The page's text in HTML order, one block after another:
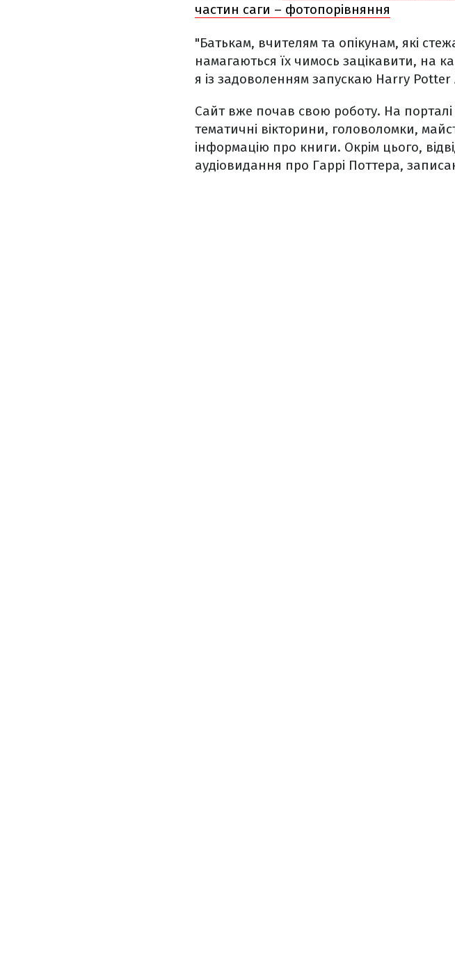
частин саги – фотопорівняння
"Батькам, вчителям та опікунам, які
намагаються їх чимось зацікавити, на
я із задоволенням запускаю Harry
Сайт вже почав свою роботу. На порталі
тематичні вікторини, головоломки,
інформацію про книги. Окрім цього,
аудіовидання про Гаррі Поттера,